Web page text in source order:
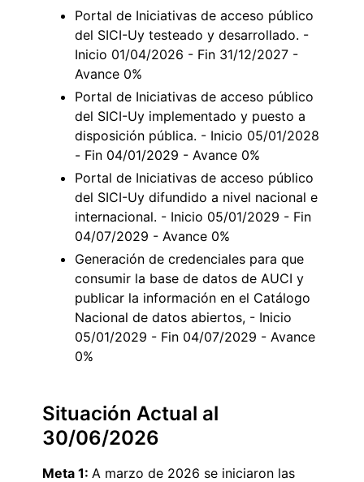
Portal de Iniciativas de acceso público
del SICI-Uy testeado y desarrollado. -
Inicio 01/04/2026 - Fin 31/12/2027 -
Avance 0%
Portal de Iniciativas de acceso público
del SICI-Uy implementado y puesto a
disposición pública. - Inicio 05/01/2028
- Fin 04/01/2029 - Avance 0%
Portal de Iniciativas de acceso público
del SICI-Uy difundido a nivel nacional e
internacional. - Inicio 05/01/2029 - Fin
04/07/2029 - Avance 0%
Generación de credenciales para que
consumir la base de datos de AUCI y
publicar la información en el Catálogo
Nacional de datos abiertos, - Inicio
05/01/2029 - Fin 04/07/2029 - Avance
0%
Situación Actual al
30/06/2026
Meta 1: A marzo de 2026 se iniciaron las